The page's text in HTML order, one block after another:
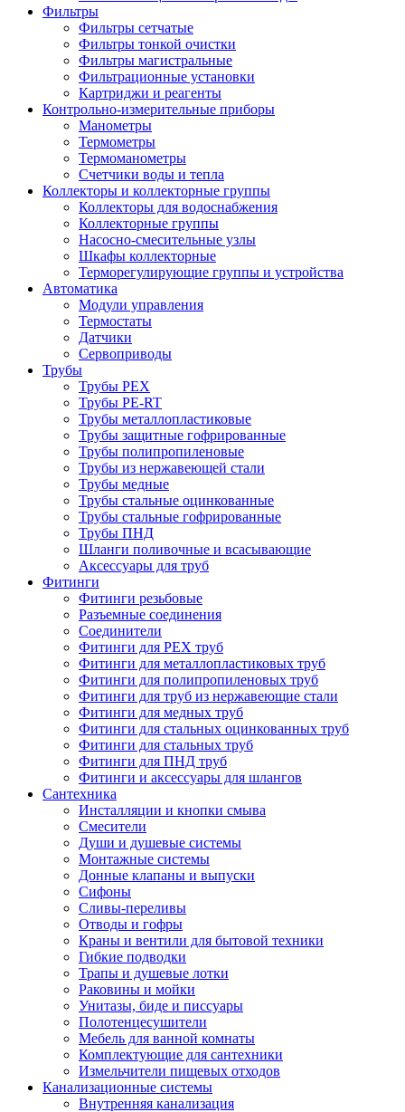
Фильтры
Фильтры сетчатые
Фильтры тонкой очистки
Фильтры магистральные
Фильтрационные установки
Картриджи и реагенты
Контрольно-измерительные приборы
Манометры
Термометры
Термоманометры
Счетчики воды и тепла
Коллекторы и коллекторные группы
Коллекторы для водоснабжения
Коллекторные группы
Насосно-смесительные узлы
Шкафы коллекторные
Терморегулирующие группы и устройства
Автоматика
Модули управления
Термостаты
Датчики
Сервоприводы
Трубы
Трубы PEX
Трубы PE-RT
Трубы металлопластиковые
Трубы защитные гофрированные
Трубы полипропиленовые
Трубы из нержавеющей стали
Трубы медные
Трубы стальные оцинкованные
Трубы стальные гофрированные
Трубы ПНД
Шланги поливочные и всасывающие
Аксессуары для труб
Фитинги
Фитинги резьбовые
Разъемные соединения
Соединители
Фитинги для PEX труб
Фитинги для металлопластиковых труб
Фитинги для полипропиленовых труб
Фитинги для труб из нержавеющие стали
Фитинги для медных труб
Фитинги для стальных оцинкованных труб
Фитинги для стальных труб
Фитинги для ПНД труб
Фитинги и аксессуары для шлангов
Сантехника
Инсталляции и кнопки смыва
Смесители
Души и душевые системы
Монтажные системы
Донные клапаны и выпуски
Сифоны
Сливы-переливы
Отводы и гофры
Краны и вентили для бытовой техники
Гибкие подводки
Трапы и душевые лотки
Раковины и мойки
Унитазы, биде и писсуары
Полотенцесушители
Мебель для ванной комнаты
Комплектующие для сантехники
Измельчители пищевых отходов
Канализационные системы
Внутренняя канализация